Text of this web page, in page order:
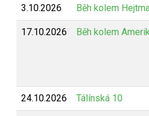
3.10.2026 Běh kolem
17.10.2026 Běh kolem
24.10.2026 Tálínská 10